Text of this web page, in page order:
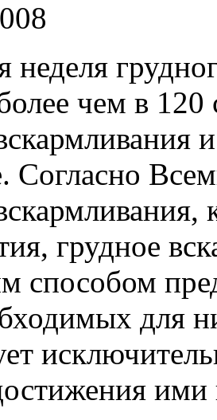
неделя
чем в
Согласно
грудное
способом
для
ими